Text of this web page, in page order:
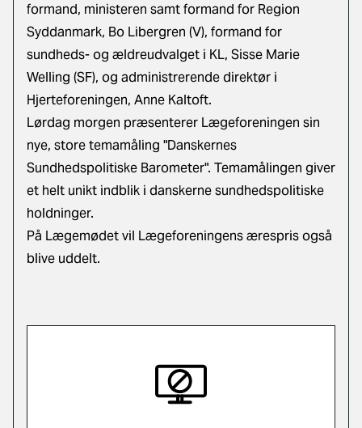
formand, ministeren samt formand for Region
Syddanmark, Bo Libergren (V), formand for
sundheds- og ældreudvalget i KL, Sisse Marie
Welling (SF), og administrerende direktør i
Hjerteforeningen, Anne Kaltoft.
Lørdag morgen præsenterer Lægeforeningen sin
nye, store temamåling "Danskernes
Sundhedspolitiske Barometer". Temamålingen giver
et helt unikt indblik i danskerne sundhedspolitiske
holdninger.
På Lægemødet vil Lægeforeningens ærespris også
blive uddelt.